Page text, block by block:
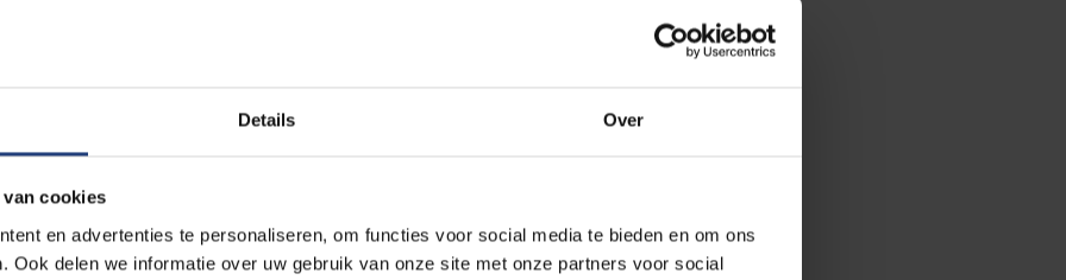
Details Over
van cookies
en advertenties te personaliseren, om functies voor social media te bieden en om ons
Ook delen we informatie over uw gebruik van onze site met onze partners voor social
wilde Alex Agnew erkenning geven voor zijn bijzonder gulle donatie. “De
een enorme opsteker voor het onderzoek van prof. dr. ir. Damya Laoui. Het
op de hoogte van de resultaten van het onderzoek.
voor een bedrijf of schenker om zijn inzichten te verruimen dankzij het